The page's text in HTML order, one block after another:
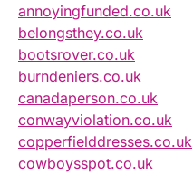
annoyingfunded.co.uk
belongsthey.co.uk
bootsrover.co.uk
burndeniers.co.uk
canadaperson.co.uk
conwayviolation.co.uk
copperfielddresses.co.uk
cowboysspot.co.uk